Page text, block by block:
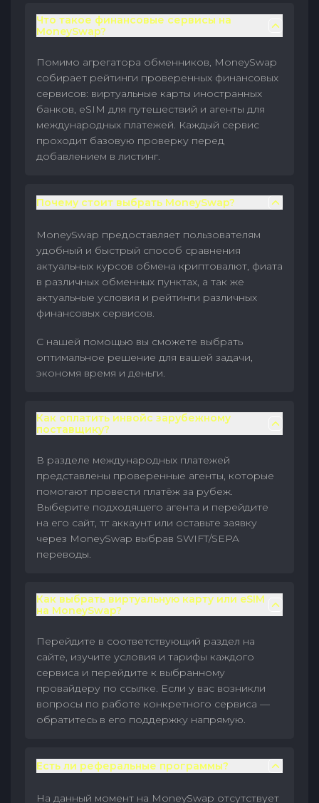
Что такое финансовые сервисы на
MoneySwap?
Помимо агрегатора обменников, MoneySwap
собирает рейтинги проверенных финансовых
сервисов: виртуальные карты иностранных
банков, eSIM для путешествий и агенты для
международных платежей. Каждый сервис
проходит базовую проверку перед
добавлением в листинг.
Почему стоит выбрать MoneySwap?
MoneySwap предоставляет пользователям
удобный и быстрый способ сравнения
актуальных курсов обмена криптовалют, фиата
в различных обменных пунктах, а так же
актуальные условия и рейтинги различных
финансовых сервисов.
С нашей помощью вы сможете выбрать
оптимальное решение для вашей задачи,
экономя время и деньги.
Как оплатить инвойс зарубежному
поставщику?
В разделе международных платежей
представлены проверенные агенты, которые
помогают провести платёж за рубеж.
Выберите подходящего агента и перейдите
на его сайт, тг аккаунт или оставьте заявку
через MoneySwap выбрав SWIFT/SEPA
переводы.
Как выбрать виртуальную карту или eSIM
на MoneySwap?
Перейдите в соответствующий раздел на
сайте, изучите условия и тарифы каждого
сервиса и перейдите к выбранному
провайдеру по ссылке. Если у вас возникли
вопросы по работе конкретного сервиса —
обратитесь в его поддержку напрямую.
Есть ли реферальные программы?
На данный момент на MoneySwap отсутствует